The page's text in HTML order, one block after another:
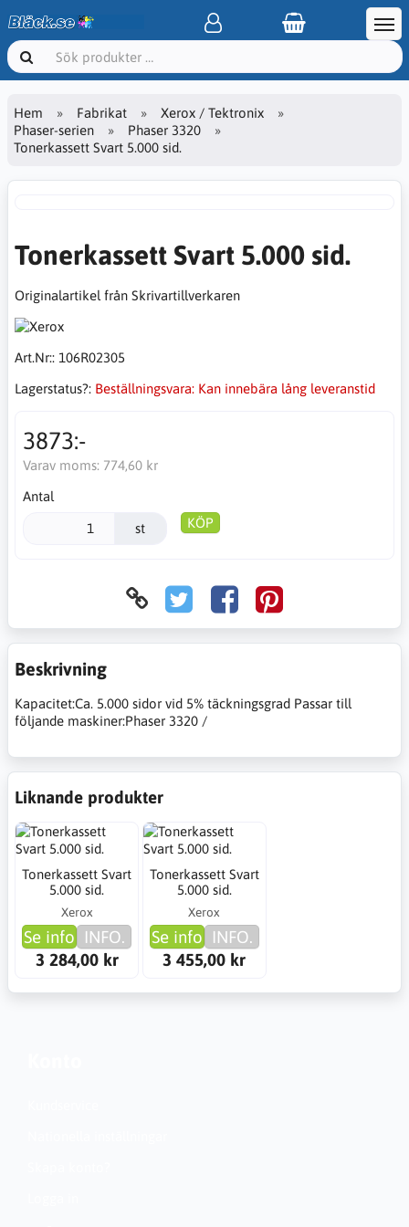
Hem Fabrikat
Xerox / Tektronix
Phaser-serien
Phaser 3320
Tonerkassett Svart 5.000 sid.
Tonerkassett Svart 5.000 sid.
Originalartikel från Skrivartillverkaren
Art.Nr:: 106R02305
Lagerstatus?: Beställningsvara: Kan innebära lång leveranstid
3873:-
Varav moms: 774,60 kr
Antal
st KÖP
Beskrivning
Kapacitet:Ca. 5.000 sidor vid 5% täckningsgrad Passar till
följande maskiner:Phaser 3320 /
Liknande produkter
Tonerkassett Svart
5.000 sid.
Xerox
Se info INFO.
3 284,00 kr
Tonerkassett Svart
5.000 sid.
Xerox
Se info INFO.
3 455,00 kr